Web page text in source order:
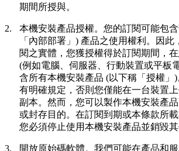
期間所授與。
2. 本機安裝產品授權。 您的訂閱可能包
「內部部署」) 產品之使用權利。因
閱之實體，您獲授權得於訂閱期間，
(例如電腦、伺服器、行動裝置或平板
含所有本機安裝產品 (以下稱「授權」
有明確規定，否則您僅能在一台裝置
副本。然而，您可以製作本機安裝產
或封存目的。在訂閱到期或本條款所載
您必須停止使用本機安裝產品並銷毀其
3. 開放原始碼軟體。 我們可能在產品和